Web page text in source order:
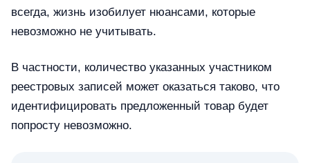
всегда, жизнь изобилует нюансами, которые
невозможно не учитывать.
В частности, количество указанных участником
реестровых записей может оказаться таково, что
идентифицировать предложенный товар будет
попросту невозможно.